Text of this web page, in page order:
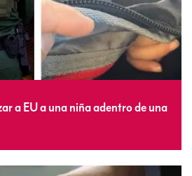
a EU a una niña adentro de una